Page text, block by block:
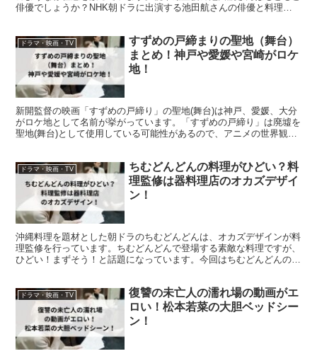
俳優でしょうか？NHK朝ドラに出演する池田航さんの俳優と料理の
ドラマ・映画・TV
すずめの戸締まりの聖地（舞台）
まとめ！神戸や愛媛や宮崎がロケ
地！
新開監督の映画「すずめの戸締り」の聖地(舞台)は神戸、愛媛、大分
がロケ地として名前が挙がっています。「すずめの戸締り」は廃墟を
聖地(舞台)として使用している可能性があるので、アニメの世界観を
ドラマ・映画・TV
ちむどんどんの料理がひどい？料
理監修は器料理店のオカズデザイ
ン！
沖縄料理を題材とした朝ドラのちむどんどんは、オカズデザインが料
理監修を行っています。ちむどんどんで登場する素敵な料理ですが、
ひどい！まずそう！と話題になっています。今回はちむどんどんの料
ドラマ・映画・TV
復讐の未亡人の濡れ場の動画がエ
ロい！松本若菜の大胆ベッドシー
ン！